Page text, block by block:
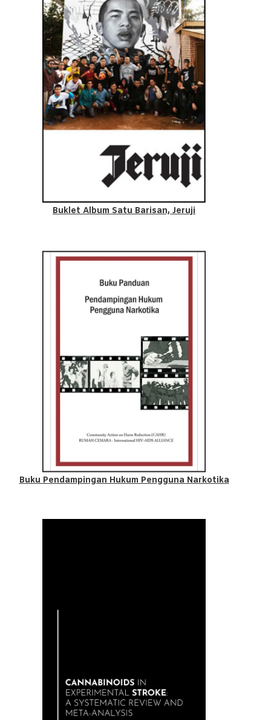
Buklet Album Satu Barisan, Jeruji
Buku Pendampingan Hukum Pengguna Narkotika